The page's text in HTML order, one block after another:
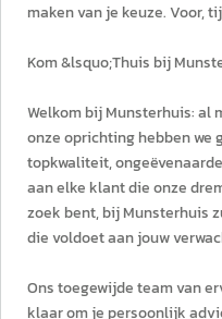
maken van je keuze. Voor,
Kom &lsquo;Thuis bij
Welkom bij Munsterhuis: al
onze oprichting hebben we
topkwaliteit,
aan elke klant die onze
zoek bent, bij Munsterhuis
die voldoet aan jouw
Ons toegewijde team van
klaar om je persoonlijk